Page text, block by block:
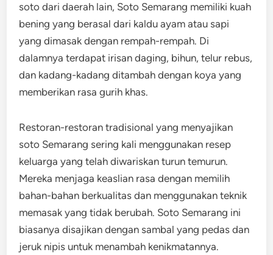
soto dari daerah lain, Soto Semarang memiliki kuah
bening yang berasal dari kaldu ayam atau sapi
yang dimasak dengan rempah-rempah. Di
dalamnya terdapat irisan daging, bihun, telur rebus,
dan kadang-kadang ditambah dengan koya yang
memberikan rasa gurih khas.
Restoran-restoran tradisional yang menyajikan
soto Semarang sering kali menggunakan resep
keluarga yang telah diwariskan turun temurun.
Mereka menjaga keaslian rasa dengan memilih
bahan-bahan berkualitas dan menggunakan teknik
memasak yang tidak berubah. Soto Semarang ini
biasanya disajikan dengan sambal yang pedas dan
jeruk nipis untuk menambah kenikmatannya.